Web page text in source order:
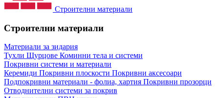
Строителни материали
Строителни материали
Материали за зидария
Тухли Щурцове Коминни тела и системи
Покривни системи и материали
Керемиди Покривни плоскости Покривни аксесоари
Подпокривни материали - фолиа, хартия Покривни прозорци
Отводнителни системи за покрив